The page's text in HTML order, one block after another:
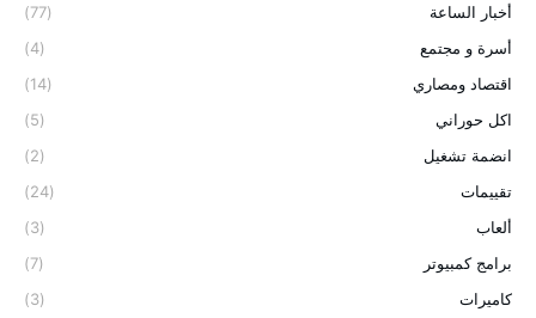
أخبار الساعة
(77)
أسرة و مجتمع
(4)
اقتصاد ومصاري
(14)
اكل حوراني
(5)
انضمة تشغيل
(2)
تقييمات
(24)
ألعاب
(3)
برامج كمبيوتر
(7)
كاميرات
(3)